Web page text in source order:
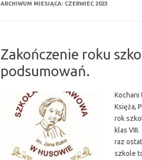
ARCHIWUM MIESIĄCA: CZERWIEC 2023
Zakończenie roku
podsumowań.
Księża,
rok
klas
raz
szkole